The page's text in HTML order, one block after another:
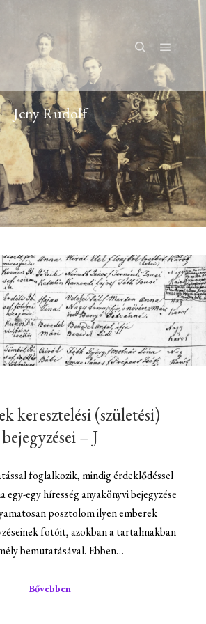
KeresésFőmenü
Jeny Rudolf
keresztelési (születési)
bejegyzései – J
foglalkozik, mindig érdeklődéssel
egy-egy híresség anyakönyvi bejegyzése
posztolom ilyen emberek
fotóit, azokban a tartalmakban
bemutatásával. Ebben…
Bővebben